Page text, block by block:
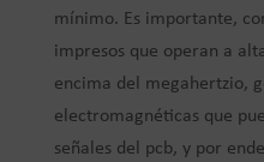
mínimo. Es importante,
impresos que operan a
encima del megahertzio,
electromagnéticas que
señales del pcb, y por